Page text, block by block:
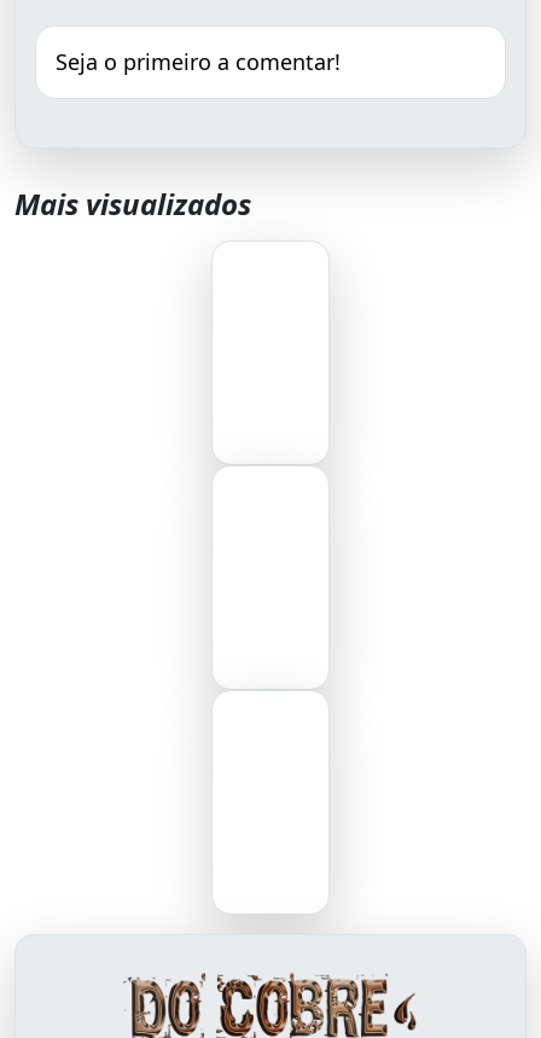
Seja o primeiro a comentar!
Mais visualizados